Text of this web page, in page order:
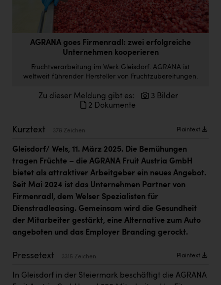
Doppler Gruppe
everfield
Firmenradl
HIG Infomotion Group
INTERSPORT Austria
Jane Goodall Institute Austria
Kärcher
KIWI Kinderwunsch Institut Dr. Loimer
AGRANA goes Firmenradl: zwei erfolgreiche
Unternehmen kooperieren
Fruchtverarbeitung im Werk Gleisdorf. AGRANA ist
weltweit führender Hersteller von Fruchtzubereitungen.
Zu dieser Meldung gibt es:
3 Bilder
2 Dokumente
Kurztext 378 Zeichen Plaintext
Gleisdorf/ Wels, 11. März 2025. Die Bemühungen
tragen Früchte – die AGRANA Fruit Austria GmbH
bietet als attraktiver Arbeitgeber ein neues Angebot.
Seit Mai 2024 ist das Unternehmen Partner von
Firmenradl, dem Welser Spezialisten für
Dienstradleasing. Gemeinsam wird die Gesundheit
der Mitarbeiter gestärkt, eine Alternative zum Auto
angeboten und das Employer Branding gerockt.
Pressetext 3315 Zeichen Plaintext
In Gleisdorf in der Steiermark beschäftigt die AGRANA